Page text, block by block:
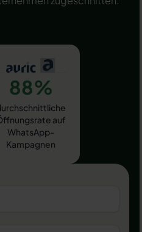
88%
auf
WhatsApp-
Kampagnen